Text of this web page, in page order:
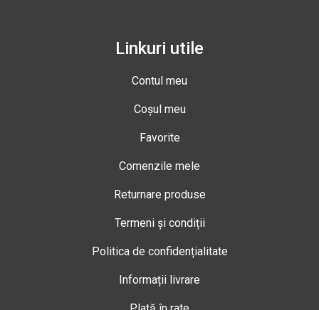
Linkuri utile
Contul meu
Coșul meu
Favorite
Comenzile mele
Returnare produse
Termeni și condiții
Politica de confidențialitate
Informații livrare